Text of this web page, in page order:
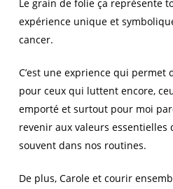
Le grain de folie ça représente
expérience unique et
cancer.
C’est une exprience qui permet
pour ceux qui luttent encore,
emporté et surtout pour moi
revenir aux valeurs essentielles
souvent dans nos routines.
De plus, Carole et courir